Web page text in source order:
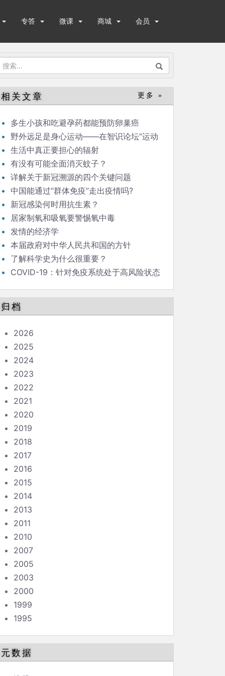
专答 微课 商城 会员
搜
：
相关文章 更多 »
多生小孩和吃避孕药都能预防卵巢癌
野外远足是身心运动——在智识论坛“运动
与健康”的发言
生活中真正要担心的辐射
有没有可能全面消灭蚊子？
详解关于新冠溯源的四个关键问题
中国能通过“群体免疫”走出疫情吗?
新冠感染何时用抗生素？
居家制氧和吸氧要警惕氧中毒
发情的经济学
本届政府对中华人民共和国的方针
了解科学史为什么很重要？
COVID-19：针对免疫系统处于高风险状态
归档
2026
2025
2024
2023
2022
2021
2020
2019
2018
2017
2016
2015
2014
2013
2011
2010
2007
2005
2003
2000
1999
1995
元数据